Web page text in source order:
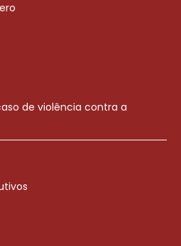
de violência contra a